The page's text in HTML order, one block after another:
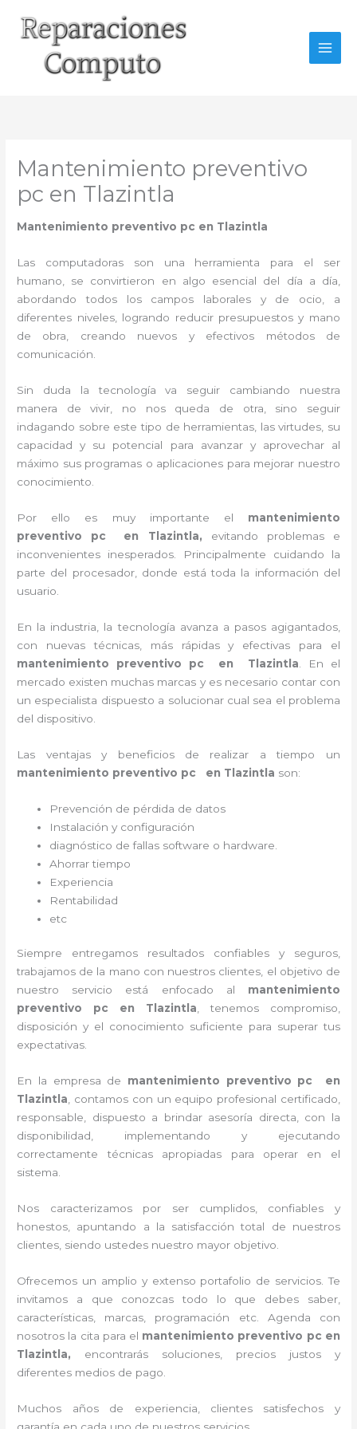
contenido
Mantenimiento preventivo
pc en Tlazintla
Mantenimiento preventivo pc en Tlazintla
Las computadoras son una herramienta para el ser
humano, se convirtieron en algo esencial del día a día,
abordando todos los campos laborales y de ocio, a
diferentes niveles, logrando reducir presupuestos y mano
de obra, creando nuevos y efectivos métodos de
comunicación.
Sin duda la tecnología va seguir cambiando nuestra
manera de vivir, no nos queda de otra, sino seguir
indagando sobre este tipo de herramientas, las virtudes, su
capacidad y su potencial para avanzar y aprovechar al
máximo sus programas o aplicaciones para mejorar nuestro
conocimiento.
Por ello es muy importante el mantenimiento
preventivo pc en Tlazintla, evitando problemas e
inconvenientes inesperados. Principalmente cuidando la
parte del procesador, donde está toda la información del
usuario.
En la industria, la tecnología avanza a pasos agigantados,
con nuevas técnicas, más rápidas y efectivas para el
mantenimiento preventivo pc en
Tlazintla . En el
mercado existen muchas marcas y es necesario contar con
un especialista dispuesto a solucionar cual sea el problema
del dispositivo.
Las ventajas y beneficios de realizar a tiempo un
mantenimiento preventivo pc en Tlazintla son:
Prevención de pérdida de datos
Instalación y configuración
diagnóstico de fallas software o hardware
Ahorrar tiempo
Experiencia
Rentabilidad
etc
Siempre entregamos resultados confiables y seguros,
trabajamos de la mano con nuestros clientes, el objetivo de
nuestro servicio está enfocado al mantenimiento
preventivo pc en Tlazintla , tenemos compromiso,
disposición y el conocimiento suficiente para superar tus
expectativas.
En la empresa de mantenimiento preventivo pc en
Tlazintla , contamos con un equipo profesional certificado,
responsable, dispuesto a brindar asesoría directa, con la
disponibilidad, implementando y ejecutando
correctamente técnicas apropiadas para operar en el
sistema.
Nos caracterizamos por ser cumplidos, confiables y
honestos, apuntando a la satisfacción total de nuestros
clientes, siendo ustedes nuestro mayor objetivo.
Ofrecemos un amplio y extenso portafolio de servicios. Te
invitamos a que conozcas todo lo que debes saber,
características, marcas, programación etc. Agenda con
nosotros la cita para el mantenimiento preventivo pc en
Tlazintla, encontrarás soluciones, precios justos y
diferentes medios de pago.
Muchos años de experiencia, clientes satisfechos y
garantía en cada uno de nuestros servicios.